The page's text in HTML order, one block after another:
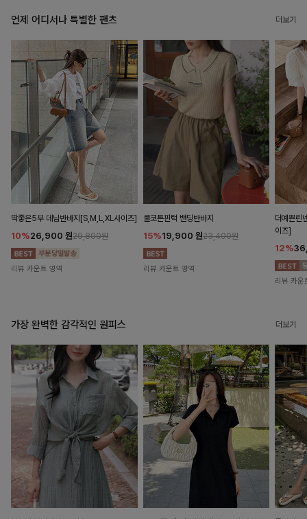
언제 어디서나 특별한 팬츠 더보기
딱좋은5부 데님반바지[S,M,L,XL사이즈]
10%26,900 원29,800원
리뷰 카운트 영역
쿨코튼핀턱 밴딩반바지
15%19,900 원23,400원
리뷰 카운트 영역
더예쁜린
이즈]
12%
리뷰 카운
가장 완벽한 감각적인 원피스 더보기